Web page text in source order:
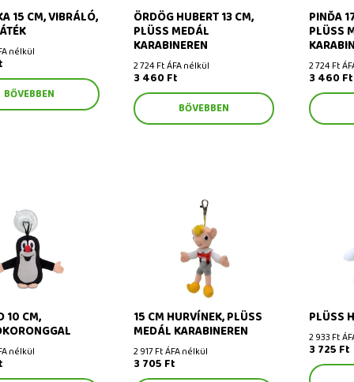
15 CM, VIBRÁLÓ,
nélkül
BŐVEBBEN
ÖRDÖG HUBERT 13 CM,
PLÜSS MEDÁL
KARABINEREN
2 724 Ft ÁFA nélkül
3 460 Ft
BŐVEBBEN
PINĎA
PLÜSS
2 724 Ft
3 460 Ft
cm,
10 CM,
nélkül
15 cm Hurvínek, plüss medál
15 CM HURVÍNEK, PLÜSS
MEDÁL KARABINEREN
2 917 Ft ÁFA nélkül
3 705 Ft
PLÜSS
2 933 Ft
3 725 Ft